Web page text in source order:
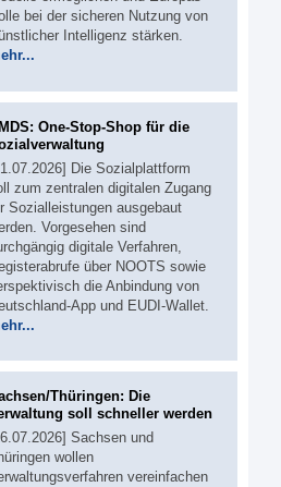
bei der sicheren Nutzung von
Intelligenz stärken.
One-Stop-Shop für die
Die Sozialplattform
zum zentralen digitalen Zugang
Sozialleistungen ausgebaut
Vorgesehen sind
digitale Verfahren,
über NOOTS sowie
die Anbindung von
App und EUDI-Wallet.
Thüringen: Die
soll schneller werden
Sachsen und
wollen
vereinfachen